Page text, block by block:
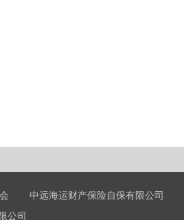
中远海运财产保险自保有限公司
公司